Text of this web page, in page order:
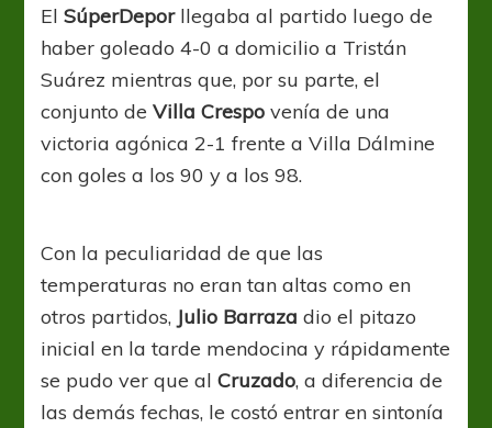
ElSúperDeporllegaba al partido luego de
haber goleado 4-0 a domicilio a Tristán
Suárez mientras que, por su parte, el
conjunto deVilla Crespo venía de una
victoria agónica 2-1 frente a Villa Dálmine
con goles a los 90 y a los 98.
Con la peculiaridad de que las
temperaturas no eran tan altas como en
otros partidos, Julio Barraza dio el pitazo
inicial en la tarde mendocina y rápidamente
se pudo ver que alCruzado, a diferencia de
las demás fechas, le costó entrar en sintonía